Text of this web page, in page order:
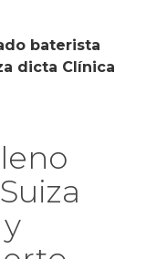
baterista
dicta Clínica